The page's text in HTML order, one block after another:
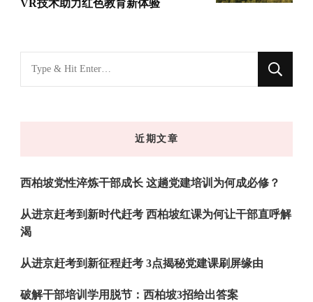
VR技术助力红色教育新体验
找
什
近期文章
西柏坡党性淬炼干部成长 这趟党建培训为何成必修？
从进京赶考到新时代赶考 西柏坡红课为何让干部直呼解
渴
从进京赶考到新征程赶考 3点揭秘党建课刷屏缘由
破解干部培训学用脱节：西柏坡3招给出答案